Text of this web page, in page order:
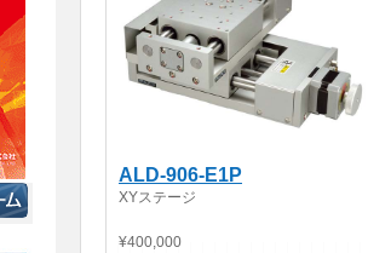
ALD-906-E1P
XYステージ
¥400,000